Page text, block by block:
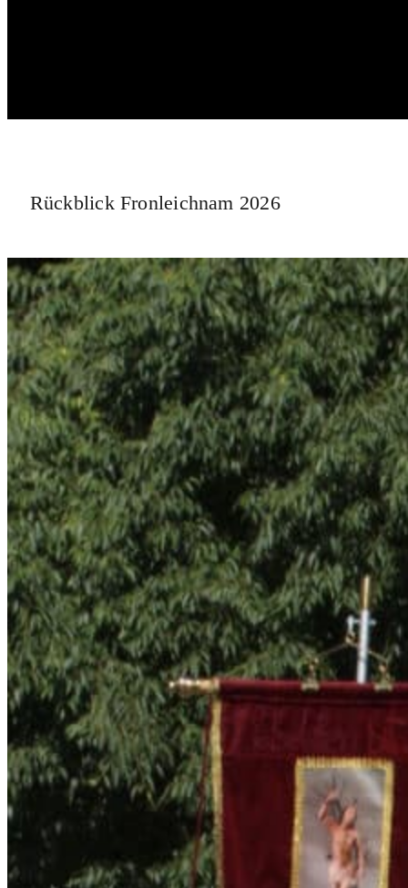
Rückblick Fronleichnam 2026